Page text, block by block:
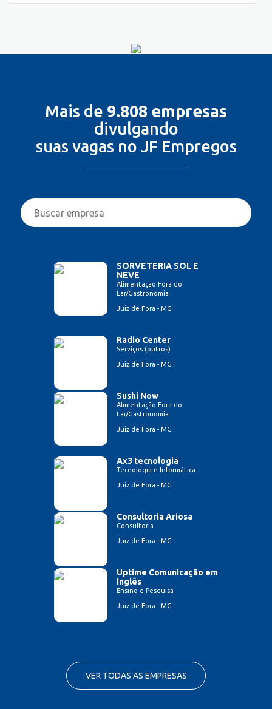
Mais de 9.808 empresas
divulgando
suas vagas no JF Empregos
SORVETERIA SOL E
NEVE
Alimentação Fora do
Lar/Gastronomia
Juiz de Fora - MG
Radio Center
Serviços (outros)
Juiz de Fora - MG
Sushi Now
Alimentação Fora do
Lar/Gastronomia
Juiz de Fora - MG
Ax3 tecnologia
Tecnologia e Informática
Juiz de Fora - MG
Consultoria Ariosa
Consultoria
Juiz de Fora - MG
Uptime Comunicação em
Inglês
Ensino e Pesquisa
Juiz de Fora - MG
VER TODAS AS EMPRESAS